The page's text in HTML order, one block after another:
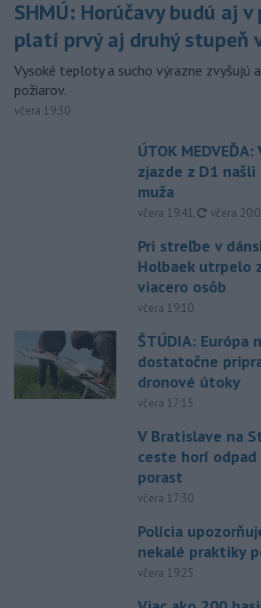
SHMÚ: Horúčavy budú aj v
platí prvý aj druhý stupeň
Vysoké teploty a sucho výrazne zvyšujú
požiarov.
včera 19:30
ÚTOK
zjazde z D1
muža
včera 19:41, včera
Pri streľbe v
Holbaek utrpelo
viacero osôb
včera 19:10
ŠTÚDIA: Európa
dostatočne
dronové útoky
včera 17:15
V Bratislave na
ceste horí odpad
porast
včera 17:30
Polícia
nekalé praktiky
včera 19:25